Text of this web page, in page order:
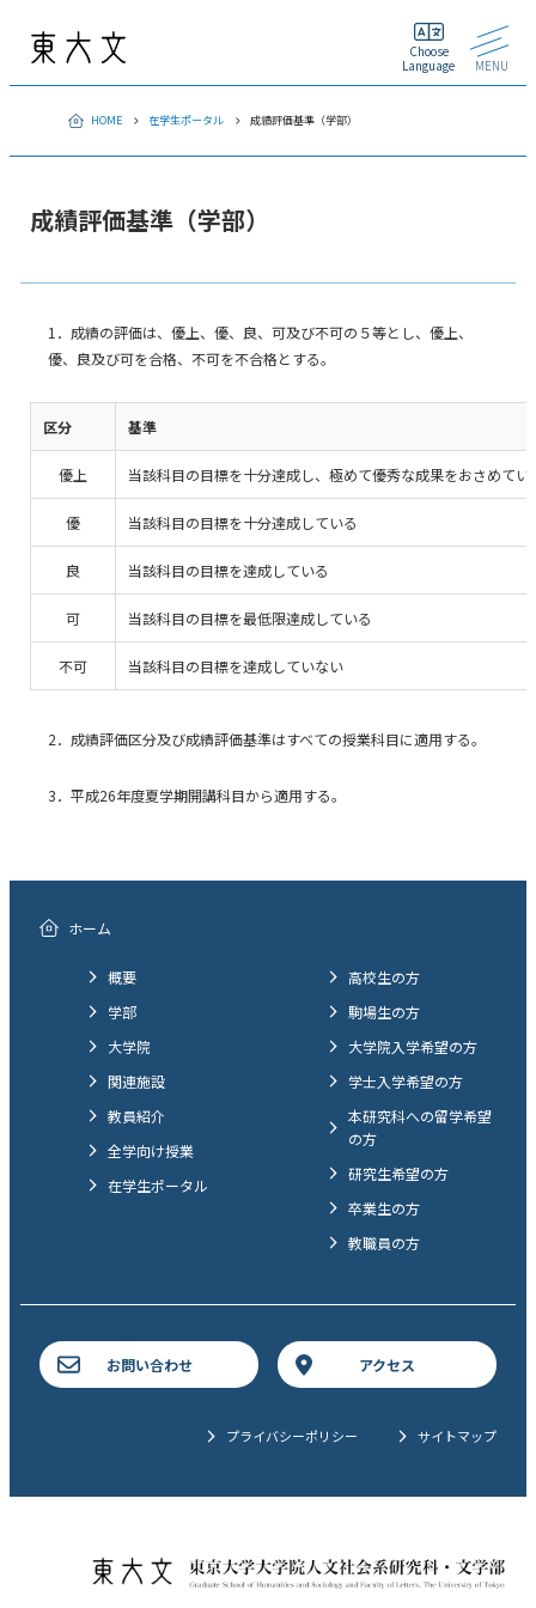
Choose
Language
MENU
HOME 在学生ポータル 成績評価基準（学部）
成績評価基準（学部）
1．成績の評価は、優上、優、良、可及び不可の５等とし、優上、
優、良及び可を合格、不可を不合格とする。
区分 基準
優上 当該科目の目標を十分達成し、極めて優秀な成果をおさめてい
優 当該科目の目標を十分達成している
良 当該科目の目標を達成している
可 当該科目の目標を最低限達成している
不可 当該科目の目標を達成していない
2．成績評価区分及び成績評価基準はすべての授業科目に適用する。
3．平成26年度夏学期開講科目から適用する。
ホーム
概要
学部
大学院
関連施設
教員紹介
全学向け授業
在学生ポータル
高校生の方
駒場生の方
大学院入学希望の方
学士入学希望の方
本研究科への留学希望
の方
研究生希望の方
卒業生の方
教職員の方
お問い合わせ アクセス
プライバシーポリシー サイトマップ